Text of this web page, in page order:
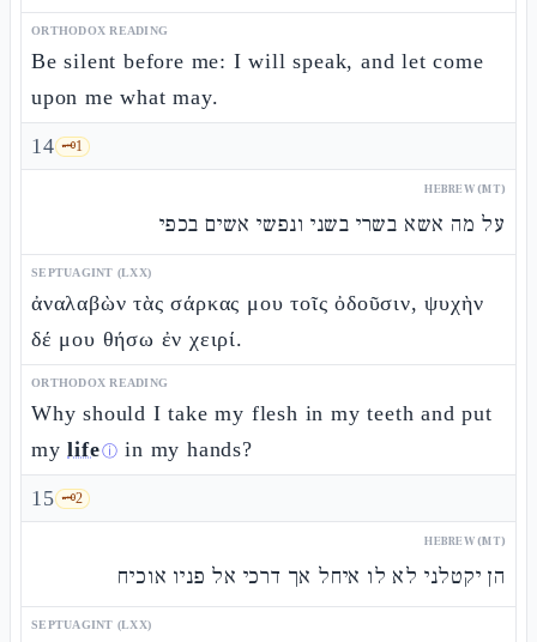
ORTHODOX READING
Be silent before me: I will speak, and let come
upon me what may.
14 🗝️1
HEBREW (MT)
על מה אשא בשרי בשני ונפשי אשים בכפי
SEPTUAGINT (LXX)
ἀναλαβὼν τὰς σάρκας μου τοῖς ὀδοῦσιν, ψυχὴν
δέ μου θήσω ἐν χειρί.
ORTHODOX READING
Why should I take my flesh in my teeth and put
mylifeⓘ in my hands?
15 🗝️2
HEBREW (MT)
הן יקטלני לא לו איחל אך דרכי אל פניו אוכיח
SEPTUAGINT (LXX)